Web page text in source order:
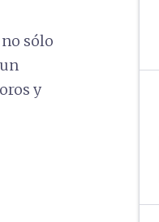
no sólo
y